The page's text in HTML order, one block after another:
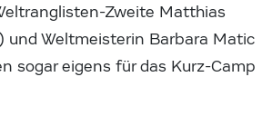
Zweite Matthias
und Weltmeisterin Barbara Matic
sogar eigens für das Kurz-Camp